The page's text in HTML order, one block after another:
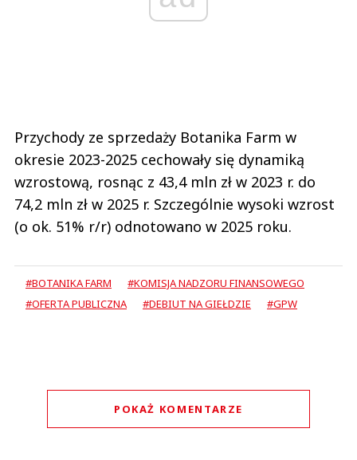
Przychody ze sprzedaży Botanika Farm w
okresie 2023-2025 cechowały się dynamiką
wzrostową, rosnąc z 43,4 mln zł w 2023 r. do
74,2 mln zł w 2025 r. Szczególnie wysoki wzrost
(o ok. 51% r/r) odnotowano w 2025 roku.
#BOTANIKA FARM
#KOMISJA NADZORU FINANSOWEGO
#OFERTA PUBLICZNA
#DEBIUT NA GIEŁDZIE #GPW
POKAŻ KOMENTARZE